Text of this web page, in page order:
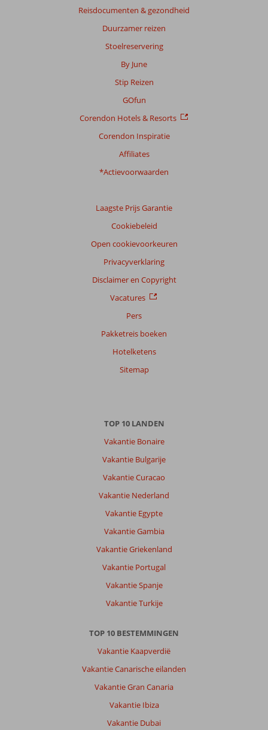
Reisdocumenten & gezondheid
Duurzamer reizen
Stoelreservering
By June
Stip Reizen
GOfun
Corendon Hotels & Resorts
Corendon Inspiratie
Affiliates
*Actievoorwaarden
Laagste Prijs Garantie
Cookiebeleid
Open cookievoorkeuren
Privacyverklaring
Disclaimer en Copyright
Vacatures
Pers
Pakketreis boeken
Hotelketens
Sitemap
TOP 10 LANDEN
Vakantie Bonaire
Vakantie Bulgarije
Vakantie Curacao
Vakantie Nederland
Vakantie Egypte
Vakantie Gambia
Vakantie Griekenland
Vakantie Portugal
Vakantie Spanje
Vakantie Turkije
TOP 10 BESTEMMINGEN
Vakantie Kaapverdië
Vakantie Canarische eilanden
Vakantie Gran Canaria
Vakantie Ibiza
Vakantie Dubai